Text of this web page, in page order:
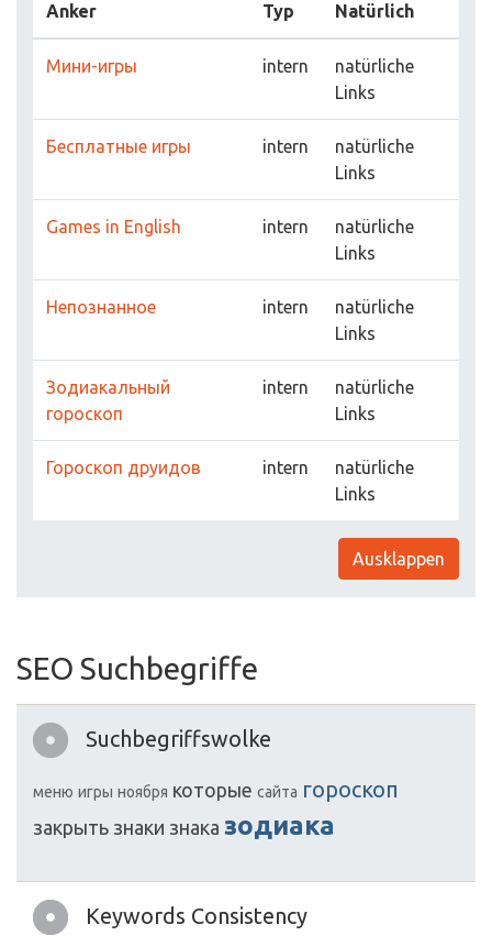
Anker Typ Natürlich
Мини-игры intern
natürliche
Links
Бесплатные игры intern
natürliche
Links
Games in English intern
natürliche
Links
Непознанное intern
natürliche
Links
Зодиакальный
гороскоп
intern
natürliche
Links
Гороскоп друидов intern
natürliche
Links
Ausklappen
SEO Suchbegriffe
Suchbegriffswolke
меню игры ноября которые сайта гороскоп
закрыть знаки знака зодиака
Keywords Consistency